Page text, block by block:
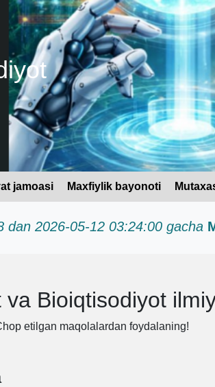
jamoasi Maxfiylik bayonoti
dan 2026-05-12 03:24:00 gacha
Bioiqtisodiyot
etilgan maqolalardan foydalaning!